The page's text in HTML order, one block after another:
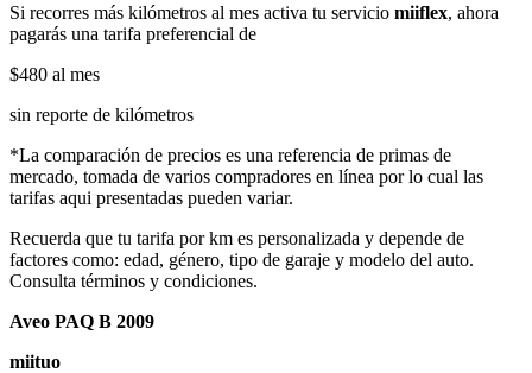
Si recorres más kilómetros al mes activa tu servicio miiflex, ahora
pagarás una tarifa preferencial de
$480 al mes
sin reporte de kilómetros
*La comparación de precios es una referencia de primas de
mercado, tomada de varios compradores en línea por lo cual las
tarifas aqui presentadas pueden variar.
Recuerda que tu tarifa por km es personalizada y depende de
factores como: edad, género, tipo de garaje y modelo del auto.
Consulta términos y condiciones.
Aveo PAQ B 2009
miituo